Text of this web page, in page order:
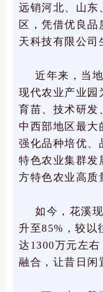
远销河北、山东
区，凭借优良品
天科技有限公司
近年来，当
现代农业产业园
育苗、技术研发
中西部地区最大
强化品种培优、
特色农业集群发
方特色农业高质
如今，花溪
升至85%，较以
达1300万元左
融合，让昔日闲